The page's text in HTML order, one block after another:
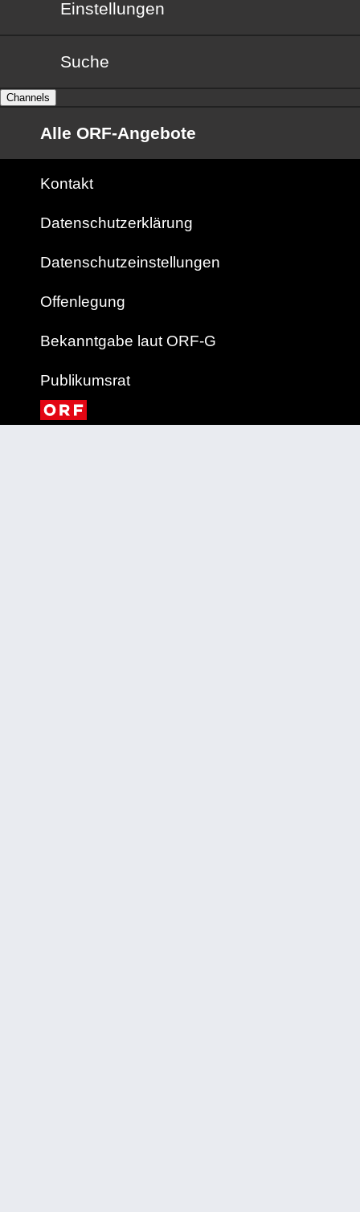
Einstellungen
Suche
Channels
Alle ORF-Angebote
Kontakt
Datenschutzerklärung
Datenschutzeinstellungen
Offenlegung
Bekanntgabe laut ORF-G
Publikumsrat